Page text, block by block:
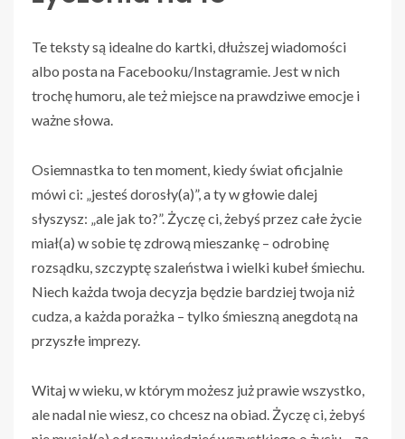
Te teksty są idealne do kartki, dłuższej wiadomości
albo posta na Facebooku/Instagramie. Jest w nich
trochę humoru, ale też miejsce na prawdziwe emocje i
ważne słowa.
Osiemnastka to ten moment, kiedy świat oficjalnie
mówi ci: „jesteś dorosły(a)”, a ty w głowie dalej
słyszysz: „ale jak to?”. Życzę ci, żebyś przez całe życie
miał(a) w sobie tę zdrową mieszankę – odrobinę
rozsądku, szczyptę szaleństwa i wielki kubeł śmiechu.
Niech każda twoja decyzja będzie bardziej twoja niż
cudza, a każda porażka – tylko śmieszną anegdotą na
przyszłe imprezy.
Witaj w wieku, w którym możesz już prawie wszystko,
ale nadal nie wiesz, co chcesz na obiad. Życzę ci, żebyś